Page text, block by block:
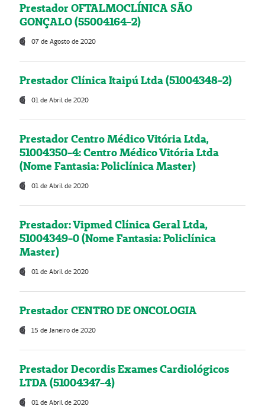
Prestador OFTALMOCLÍNICA SÃO
GONÇALO (55004164-2)
07 de Agosto de 2020
Prestador Clínica Itaipú Ltda (51004348-2)
01 de Abril de 2020
Prestador Centro Médico Vitória Ltda,
51004350-4: Centro Médico Vitória Ltda
(Nome Fantasia: Policlínica Master)
01 de Abril de 2020
Prestador: Vipmed Clínica Geral Ltda,
51004349-0 (Nome Fantasia: Policlínica
Master)
01 de Abril de 2020
Prestador CENTRO DE ONCOLOGIA
15 de Janeiro de 2020
Prestador Decordis Exames Cardiológicos
LTDA (51004347-4)
01 de Abril de 2020